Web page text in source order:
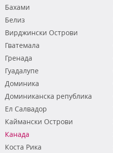
Бахами
Белиз
Вирджински Острови
Гватемала
Гренада
Гуадалупе
Доминика
Доминиканска република
Ел Салвадор
Каймански Острови
Канада
Коста Рика